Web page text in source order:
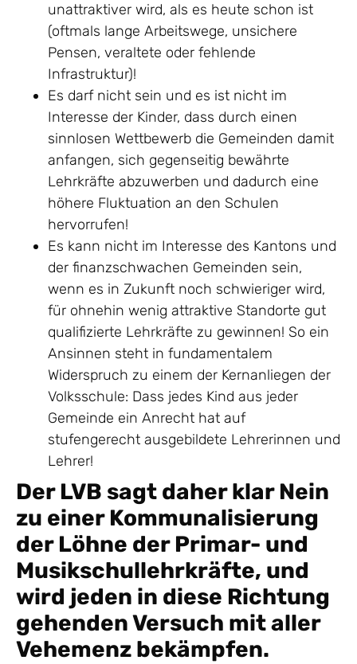
unattraktiver wird, als es heute schon ist
(oftmals lange Arbeitswege, unsichere
Pensen, veraltete oder fehlende
Infrastruktur)!
Es darf nicht sein und es ist nicht im
Interesse der Kinder, dass durch einen
sinnlosen Wettbewerb die Gemeinden damit
anfangen, sich gegenseitig bewährte
Lehrkräfte abzuwerben und dadurch eine
höhere Fluktuation an den Schulen
hervorrufen!
Es kann nicht im Interesse des Kantons und
der finanzschwachen Gemeinden sein,
wenn es in Zukunft noch schwieriger wird,
für ohnehin wenig attraktive Standorte gut
qualifizierte Lehrkräfte zu gewinnen! So ein
Ansinnen steht in fundamentalem
Widerspruch zu einem der Kernanliegen der
Volksschule: Dass jedes Kind aus jeder
Gemeinde ein Anrecht hat auf
stufengerecht ausgebildete Lehrerinnen und
Lehrer!
Der LVB sagt daher klar Nein
zu einer Kommunalisierung
der Löhne der Primar- und
Musikschullehrkräfte, und
wird jeden in diese Richtung
gehenden Versuch mit aller
Vehemenz bekämpfen.